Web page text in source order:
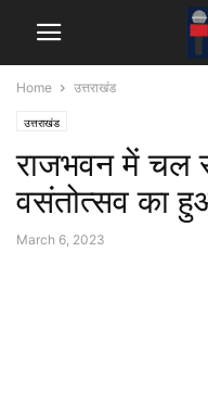
Home उत्तराखंड
उत्तराखंड
राजभवन में चल
वसंतोत्सव का
March 6, 2023